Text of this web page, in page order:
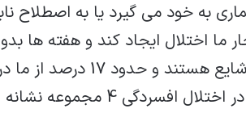
به خود می گیرد یا به اصطلاح
ما اختلال ایجاد کند و هفته ها
اختلال های افسردگی نسبتا
نشانه و علامت وجود دارد.